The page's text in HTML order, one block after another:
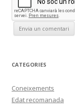
CATEGORIES
Coneixements
Edat recomanada